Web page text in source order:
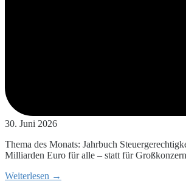
30. Juni 2026
Thema des Monats: Jahrbuch
Milliarden Euro für alle – statt für
Weiterlesen →